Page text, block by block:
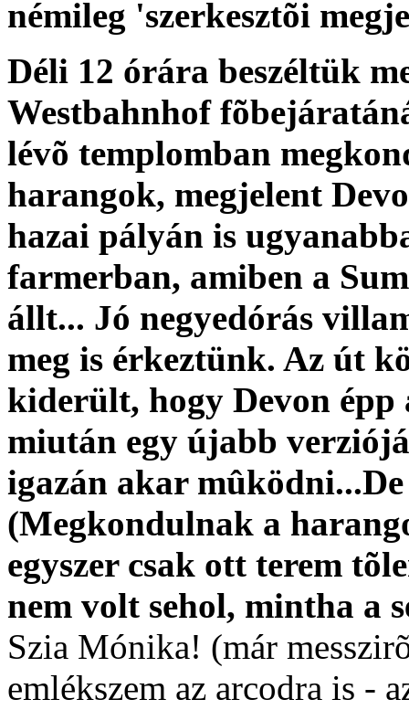
némileg 'szerkesztõi
Déli 12 órára beszéltük
Westbahnhof
lévõ templomban
harangok, megjelent
hazai pályán is
farmerban, amiben a
állt... Jó negyedórás
meg is érkeztünk. Az út
kiderült, hogy Devon
miután egy újabb
igazán akar mûködni...De
(Megkondulnak a
egyszer csak ott terem
nem volt sehol, mintha a
Szia Mónika! (már
emlékszem az arcodra is -